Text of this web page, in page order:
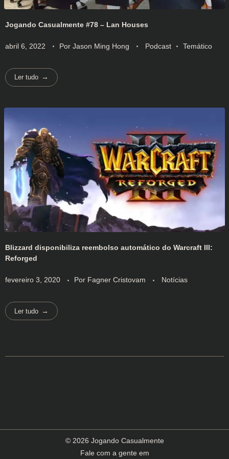
Jogando Casualmente #78 – Lan Houses
abril 6, 2022 Por Jason Ming Hong Podcast Temático
Ler tudo
Blizzard disponibiliza reembolso automático do Warcraft III:
Reforged
fevereiro 3, 2020 Por Fagner Cristovam Notícias
Ler tudo
© 2026 Jogando Casualmente
Fale com a gente em